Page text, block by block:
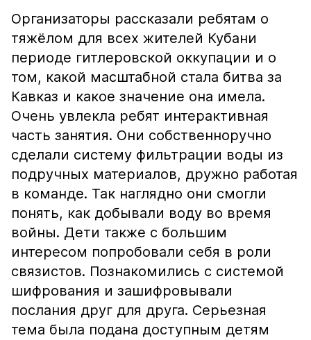
Организаторы рассказали ребятам о
тяжёлом для всех жителей Кубани
периоде гитлеровской оккупации и о
том, какой масштабной стала битва за
Кавказ и какое значение она имела.
Очень увлекла ребят интерактивная
часть занятия. Они собственноручно
сделали систему фильтрации воды из
подручных материалов, дружно работая
в команде. Так наглядно они смогли
понять, как добывали воду во время
войны. Дети также с большим
интересом попробовали себя в роли
связистов. Познакомились с системой
шифрования и зашифровывали
послания друг для друга. Серьезная
тема была подана доступным детям